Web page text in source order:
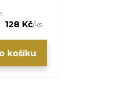
128 Kč/ks
košíku